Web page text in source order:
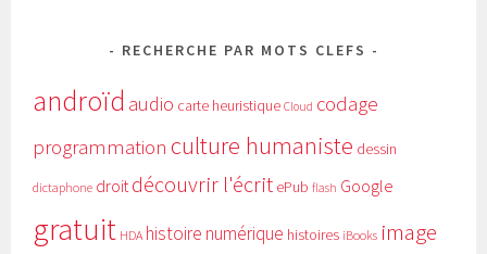
RECHERCHE PAR MOTS CLEFS
androïd audio carte heuristique Cloud codage
programmation culture humaniste dessin
dictaphone droit découvrir l'écrit ePub flash Google
gratuit HDA histoire numérique histoires iBooks image